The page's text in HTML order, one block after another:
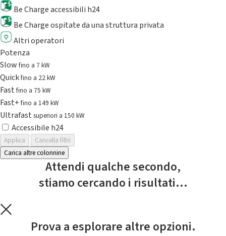
Be Charge accessibili h24
Be Charge ospitate da una struttura privata
Altri operatori
Potenza
Slowfino a 7 kW
Quickfino a 22 kW
Fastfino a 75 kW
Fast+fino a 149 kW
Ultrafast superiori a 150 kW
Accessibile h24
Applica
Cancella filtri
Carica altre colonnine
Attendi qualche secondo,
stiamo cercando i risultati...
Prova a esplorare altre opzioni.